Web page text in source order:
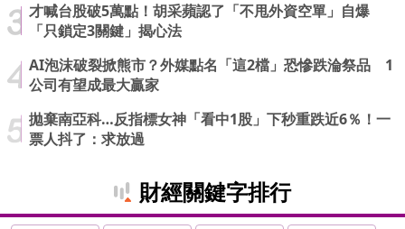
才喊台股破5萬點！胡采蘋認了「不甩外資空單」自爆
「只鎖定3關鍵」揭心法
AI泡沫破裂掀熊市？外媒點名「這2檔」恐慘跌淪祭品 1
公司有望成最大贏家
拋棄南亞科…反指標女神「看中1股」下秒重跌近6％！一
票人抖了：求放過
財經關鍵字排行